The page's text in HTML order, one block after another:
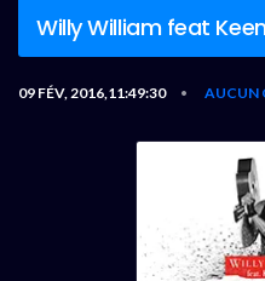
Willy William feat
09 FÉV, 2016,11:49:30 • AUCUN